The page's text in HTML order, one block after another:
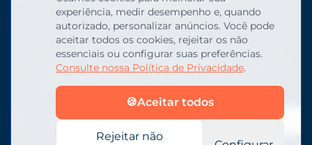
experiência, medir desempenho e, quando
autorizado, personalizar anúncios. Você pode
aceitar todos os cookies, rejeitar os não
essenciais ou configurar suas preferências.
Consulte nossa Política de Privacidade.
🍪Aceitar todos
Rejeitar não
Cães & Gatos•Eletrônicos
Como participante do Programa de Associados da
Amazon, o DescontoAmigo pode receber comissões por
afiliados, sem qualquer custo adicional para você.
Política de
Preferências de